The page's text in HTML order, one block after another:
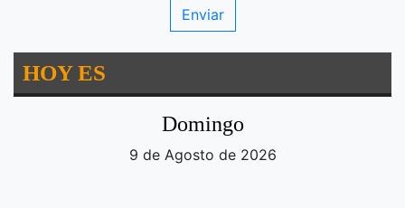
HOY ES
Domingo
9 de Agosto de 2026